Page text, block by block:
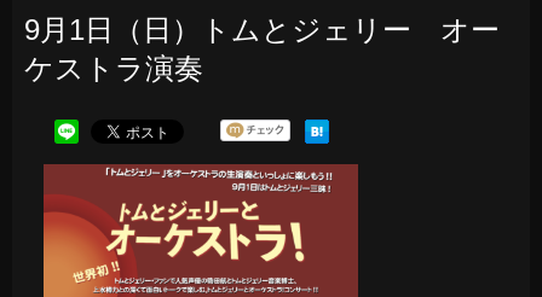
9月1日（日）トムとジェリー オー
ケストラ演奏